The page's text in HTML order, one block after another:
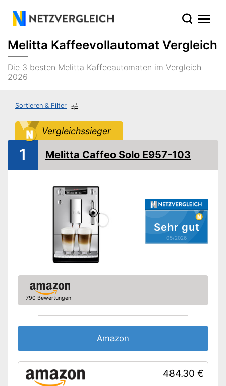
Melitta Kaffeevollautomat Vergleich
Die 3 besten Melitta Kaffeeautomaten im Vergleich
2026
Sortieren & Filter
Vergleichssieger
Sehr gut
05/2026
1 Melitta Caffeo Solo E957-103
790 Bewertungen
Amazon
484.30 €